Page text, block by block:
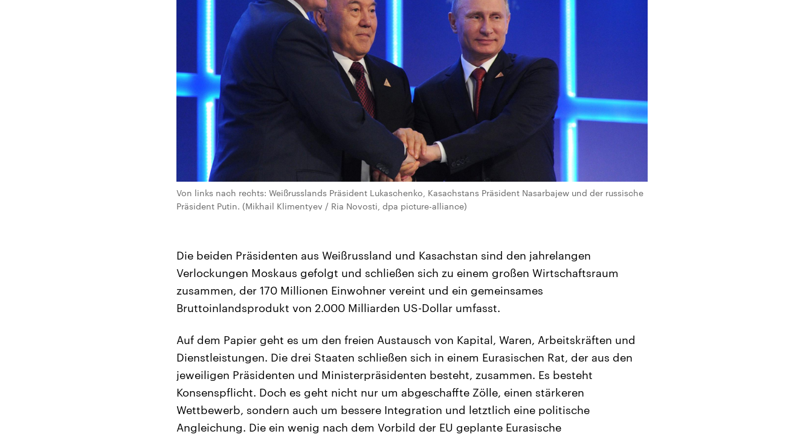
Von links nach rechts: Weißrusslands Präsident Lukaschenko, Kasachstans Präsident Nasarbajew und der russische
Präsident Putin. (Mikhail Klimentyev / Ria Novosti, dpa picture-alliance)
Die beiden Präsidenten aus Weißrussland und Kasachstan sind den jahrelangen
Verlockungen Moskaus gefolgt und schließen sich zu einem großen Wirtschaftsraum
zusammen, der 170 Millionen Einwohner vereint und ein gemeinsames
Bruttoinlandsprodukt von 2.000 Milliarden US-Dollar umfasst.
Auf dem Papier geht es um den freien Austausch von Kapital, Waren, Arbeitskräften und
Dienstleistungen. Die drei Staaten schließen sich in einem Eurasischen Rat, der aus den
jeweiligen Präsidenten und Ministerpräsidenten besteht, zusammen. Es besteht
Konsenspflicht. Doch es geht nicht nur um abgeschaffte Zölle, einen stärkeren
Wettbewerb, sondern auch um bessere Integration und letztlich eine politische
Angleichung. Die ein wenig nach dem Vorbild der EU geplante Eurasische